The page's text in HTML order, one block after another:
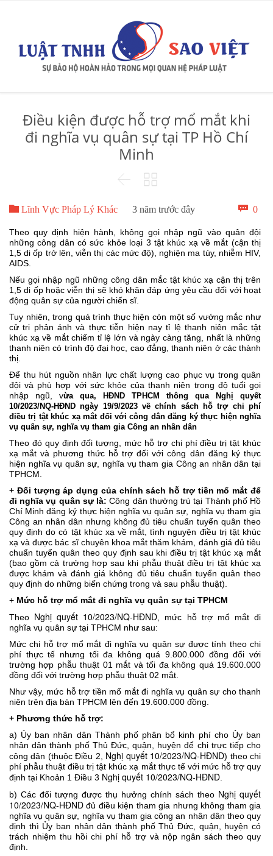
Điều kiện được hỗ trợ mổ mắt khi
đi nghĩa vụ quân sự tại TP Hồ Chí
Minh
 
 Lĩnh Vực Pháp Lý Khác 3 năm trước đây  0
Theo quy định hiện hành, không gọi nhập ngũ vào quân đội
những công dân có sức khỏe loại 3 tật khúc xạ về mắt (cận thị
1,5 di ốp trở lên, viễn thị các mức độ), nghiện ma túy, nhiễm HIV,
AIDS.
Nếu gọi nhập ngũ những công dân mắc tật khúc xạ cận thị trên
1,5 di ốp hoặc viễn thị sẽ khó khăn đáp ứng yêu cầu đối với hoạt
động quân sự của người chiến sĩ.
Tuy nhiên, trong quá trình thực hiện còn một số vướng mắc như
cử tri phản ánh và thực tiễn hiện nay tỉ lệ thanh niên mắc tật
khúc xạ về mắt chiếm tỉ lệ lớn và ngày càng tăng, nhất là những
thanh niên có trình độ đại học, cao đẳng, thanh niên ở các thành
thị.
Để thu hút nguồn nhân lực chất lượng cao phục vụ trong quân
đội và phù hợp với sức khỏe của thanh niên trong độ tuổi gọi
nhập ngũ, vừa qua, HĐND TPHCM thông qua Nghị quyết
10/2023/NQ-HĐND ngày 19/9/2023 về chính sách hỗ trợ chi phí
điều trị tật khúc xạ mắt đối với công dân đăng ký thực hiện nghĩa
vụ quân sự, nghĩa vụ tham gia Công an nhân dân
Theo đó quy định đối tượng, mức hỗ trợ chi phí điều trị tật khúc
xạ mắt và phương thức hỗ trợ đối với công dân đăng ký thực
hiện nghĩa vụ quân sự, nghĩa vụ tham gia Công an nhân dân tại
TPHCM.
+ Đối tượng áp dụng của chính sách hỗ trợ tiền mổ mắt để
đi nghĩa vụ quân sự là: Công dân thường trú tại Thành phố Hồ
Chí Minh đăng ký thực hiện nghĩa vụ quân sự, nghĩa vụ tham gia
Công an nhân dân nhưng không đủ tiêu chuẩn tuyển quân theo
quy định do có tật khúc xạ về mắt, tình nguyện điều trị tật khúc
xạ và được bác sĩ chuyên khoa mắt thăm khám, đánh giá đủ tiêu
chuẩn tuyển quân theo quy định sau khi điều trị tật khúc xạ mắt
(bao gồm cả trường hợp sau khi phẫu thuật điều trị tật khúc xạ
được khám và đánh giá không đủ tiêu chuẩn tuyển quân theo
quy định do những biến chứng trong và sau phẫu thuật).
+ Mức hỗ trợ mổ mắt đi nghĩa vụ quân sự tại TPHCM
Theo Nghị quyết 10/2023/NQ-HĐND , mức hỗ trợ mổ mắt đi
nghĩa vụ quân sự tại TPHCM như sau:
Mức chi hỗ trợ mổ mắt đi nghĩa vụ quân sự được tính theo chi
phí thực tế nhưng tối đa không quá 9.800.000 đồng đối với
trường hợp phẫu thuật 01 mắt và tối đa không quá 19.600.000
đồng đối với trường hợp phẫu thuật 02 mắt.
Như vậy, mức hỗ trợ tiền mổ mắt đi nghĩa vụ quân sự cho thanh
niên trên địa bàn TPHCM lên đến 19.600.000 đồng.
+ Phương thức hỗ trợ:
a) Ủy ban nhân dân Thành phố phân bổ kinh phí cho Ủy ban
nhân dân thành phố Thủ Đức, quận, huyện để chi trực tiếp cho
công dân (thuộc Điều 2, Nghị quyết 10/2023/NQ-HĐND) theo chi
phí phẫu thuật điều trị tật khúc xạ mắt thực tế với mức hỗ trợ quy
định tại Khoản 1 Điều 3 Nghị quyết 10/2023/NQ-HĐND
b) Các đối tượng được thụ hưởng chính sách theo Nghị quyết
10/2023/NQ-HĐND đủ điều kiện tham gia nhưng không tham gia
nghĩa vụ quân sự, nghĩa vụ tham gia công an nhân dân theo quy
định thì Ủy ban nhân dân thành phố Thủ Đức, quận, huyện có
trách nhiệm thu hồi chi phí hỗ trợ và nộp ngân sách theo quy
định.